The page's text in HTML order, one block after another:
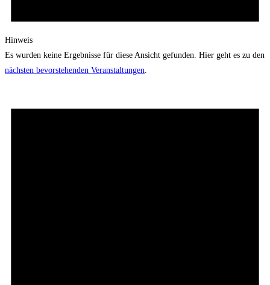
Hinweis
Es wurden keine Ergebnisse für diese Ansicht gefunden. Hier geht es zu den
nächsten bevorstehenden Veranstaltungen.